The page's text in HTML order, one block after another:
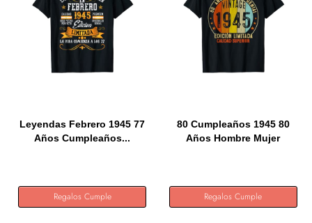
Leyendas Febrero 1945 77
Años Cumpleaños...
Regalos Cumple
80 Cumpleaños 1945 80
Años Hombre Mujer
Regalos Cumple